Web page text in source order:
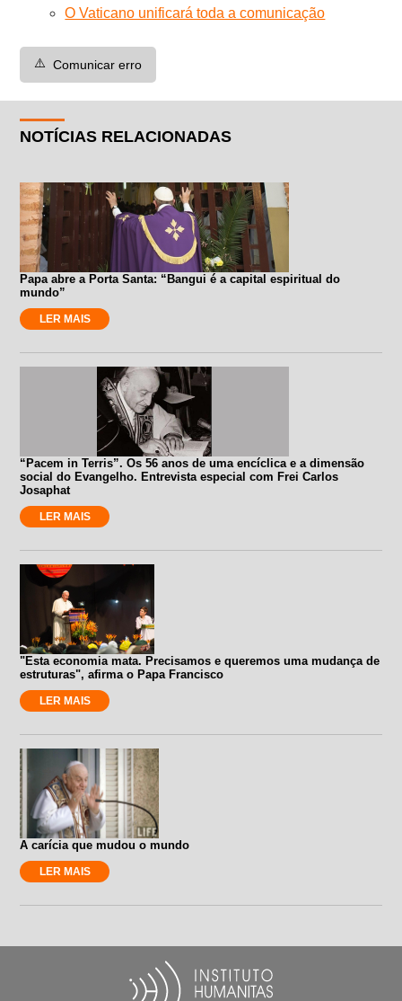
O Vaticano unificará toda a comunicação
⚠️ Comunicar erro
NOTÍCIAS RELACIONADAS
Papa abre a Porta Santa: “Bangui é a capital espiritual do
mundo”
LER MAIS
“Pacem in Terris”. Os 56 anos de uma encíclica e a dimensão
social do Evangelho. Entrevista especial com Frei Carlos
Josaphat
LER MAIS
"Esta economia mata. Precisamos e queremos uma mudança de
estruturas", afirma o Papa Francisco
LER MAIS
A carícia que mudou o mundo
LER MAIS